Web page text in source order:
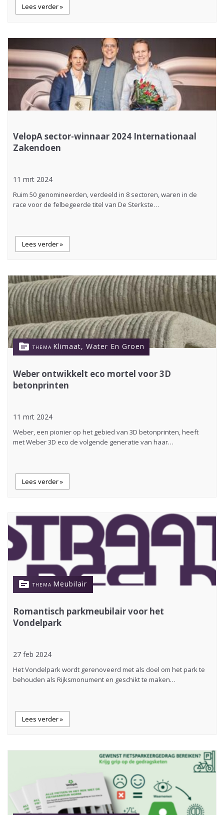
Lees verder »
VelopA sector-winnaar 2024 Internationaal
Zakendoen
11 mrt 2024
Ruim 50 genomineerden, verdeeld in 8 sectoren, waren in de
race voor de felbegeerde titel van De Sterkste…
Lees verder »
topic THEMA Klimaat, Water En Groen
Weber ontwikkelt eco mortel voor 3D
betonprinten
11 mrt 2024
Weber, een pionier op het gebied van 3D betonprinten, heeft
met Weber 3D eco de volgende generatie van haar…
Lees verder »
topic THEMA Meubilair
Romantisch parkmeubilair voor het
Vondelpark
27 feb 2024
Het Vondelpark wordt gerenoveerd met als doel om het park te
behouden als Rijksmonument en geschikt te maken…
Lees verder »